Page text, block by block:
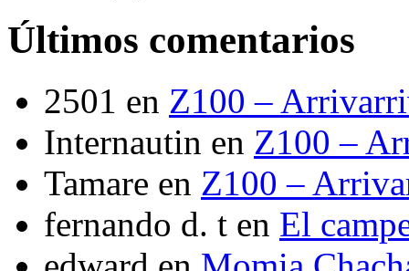
Últimos comentarios
2501 en Z100 –
Internautin en Z100 –
Tamare en Z100 –
fernando d. t en El